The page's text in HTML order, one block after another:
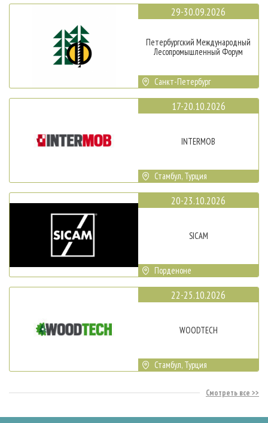
29-30.09.2026
Петербургский Международный
Лесопромышленный Форум
Санкт-Петербург
17-20.10.2026
INTERMOB
Стамбул, Турция
20-23.10.2026
SICAM
Порденоне
22-25.10.2026
WOODTECH
Стамбул, Турция
Смотреть все